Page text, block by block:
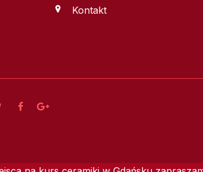
Kontakt